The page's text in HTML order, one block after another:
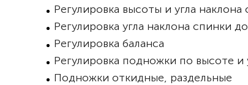
Регулировка высоты и угла наклона
Регулировка угла наклона спинки
Регулировка баланса
Регулировка подножки по высоте и
Подножки откидные, раздельные